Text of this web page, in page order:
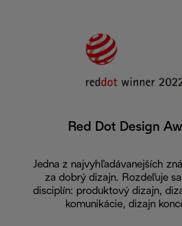
Red Dot Design
Jedna z najvyhľadávanejších
za dobrý dizajn. Rozdeľuje
disciplín: produktový dizajn,
komunikácie, dizajn